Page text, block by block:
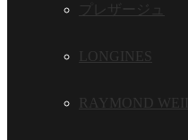
プレザージュ
LONGINES
RAYMOND WEIL